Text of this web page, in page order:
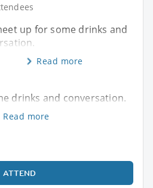
up for some drinks and
Read more
drinks and conversation.
Read more
ATTEND